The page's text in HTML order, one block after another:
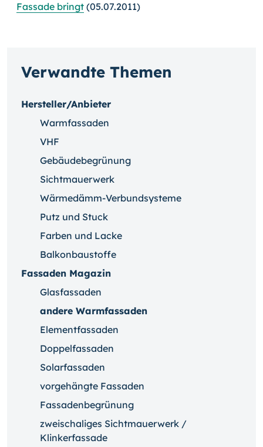
Fassade bringt (05.07.2011)
Verwandte Themen
Hersteller/Anbieter
Warmfassaden
VHF
Gebäudebegrünung
Sichtmauerwerk
Wärmedämm-Verbundsysteme
Putz und Stuck
Farben und Lacke
Balkonbaustoffe
Fassaden Magazin
Glasfassaden
andere Warmfassaden
Elementfassaden
Doppelfassaden
Solarfassaden
vorgehängte Fassaden
Fassadenbegrünung
zweischaliges Sichtmauerwerk /
Klinkerfassade